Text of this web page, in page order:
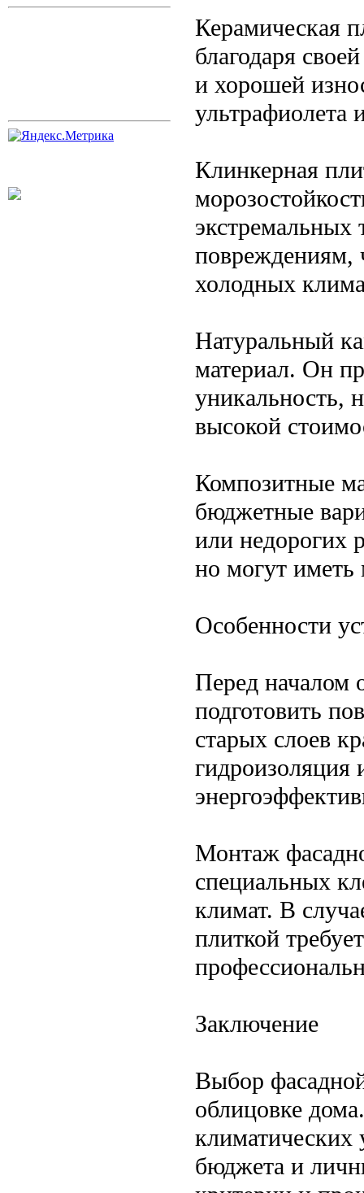
Керамическая
благодаря
и хорошей
ультрафиолета
Клинкерная
экстремальных
повреждениям,
холодных
Натуральный
материал. Он
уникальность,
высокой
Композитные
бюджетные
или недорогих
но могут
Особенности
Перед началом
подготовить
старых слоев
гидроизоляция
Монтаж
специальных
климат. В
плиткой
Заключение
Выбор
облицовке
климатических
бюджета и